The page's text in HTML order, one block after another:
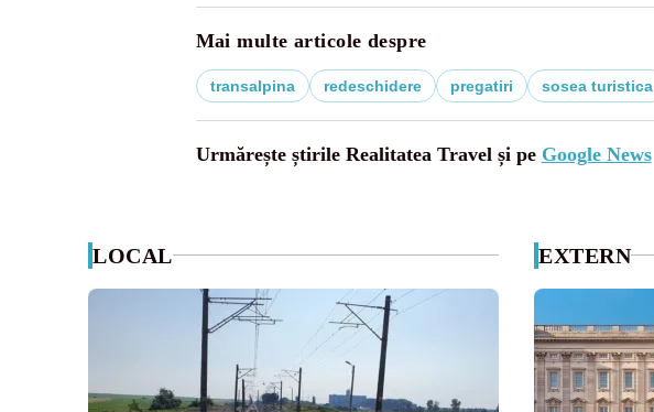
Mai multe articole despre
transalpina redeschidere pregatiri sosea turistica
Urmărește știrile Realitatea Travel și pe Google News
LOCAL EXTERN